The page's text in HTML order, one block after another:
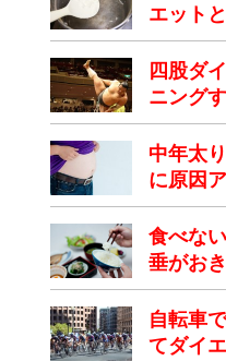
エット
四股ダ
ニング
中年太
に原因
食べな
垂がお
自転車
てダイ